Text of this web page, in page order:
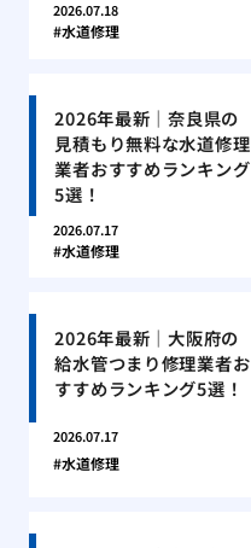
2026.07.18
水道修理
2026年最新｜奈良県の
見積もり無料な水道修理
業者おすすめランキング
5選！
2026.07.17
水道修理
2026年最新｜大阪府の
給水管つまり修理業者お
すすめランキング5選！
2026.07.17
水道修理